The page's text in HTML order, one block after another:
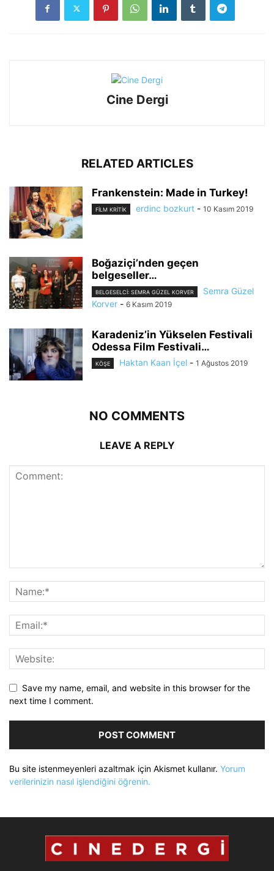
Cine Dergi
RELATED ARTICLES
Frankenstein: Made in Turkey!
FILM KRITIK erdinc bozkurt - 10 Kasım 2019
Boğaziçi’nden geçen
belgeseller…
BELGESELCI: SEMRA GÜZEL KORVER
Semra Güzel
Korver - 6 Kasım 2019
Karadeniz’in Yükselen Festivali
Odessa Film Festivali…
KÖŞE Haktan Kaan İçel - 1 Ağustos 2019
NO COMMENTS
LEAVE A REPLY
Save my name, email, and website in this browser for the
next time I comment.
Bu site istenmeyenleri azaltmak için Akismet kullanır. Yorum
verilerinizin nasıl işlendiğini öğrenin.